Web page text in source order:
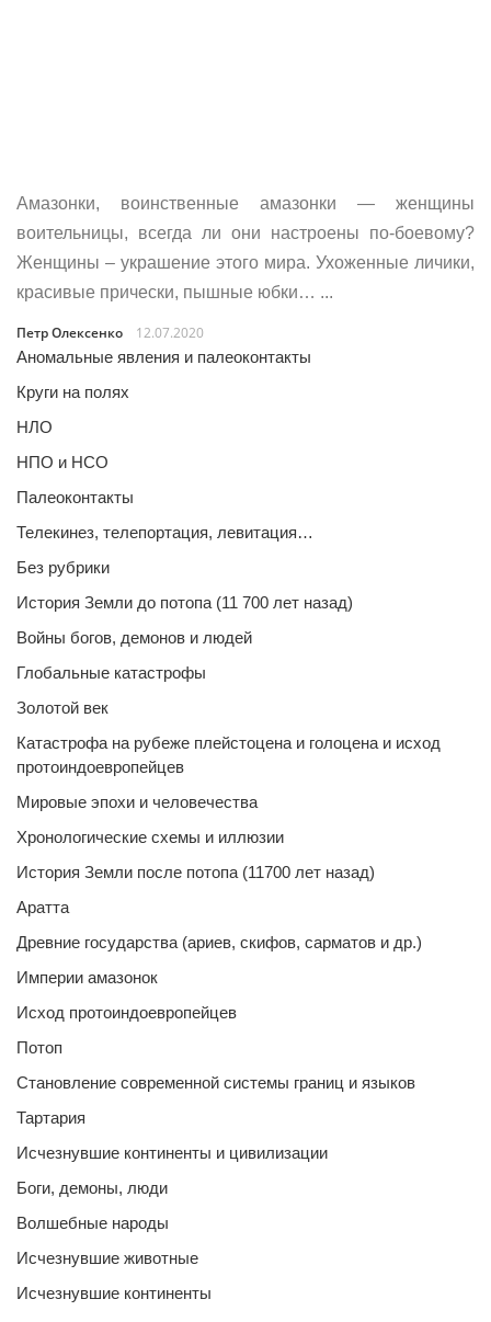
Амазонки, воинственные амазонки — женщины
воительницы, всегда ли они настроены по-боевому?
Женщины – украшение этого мира. Ухоженные личики,
красивые прически, пышные юбки… ...
Петр Олексенко
12.07.2020
Аномальные явления и палеоконтакты
Круги на полях
НЛО
НПО и НСО
Палеоконтакты
Телекинез, телепортация, левитация…
Без рубрики
История Земли до потопа (11 700 лет назад)
Войны богов, демонов и людей
Глобальные катастрофы
Золотой век
Катастрофа на рубеже плейстоцена и голоцена и исход
протоиндоевропейцев
Мировые эпохи и человечества
Хронологические схемы и иллюзии
История Земли после потопа (11700 лет назад)
Аратта
Древние государства (ариев, скифов, сарматов и др.)
Империи амазонок
Исход протоиндоевропейцев
Потоп
Становление современной системы границ и языков
Тартария
Исчезнувшие континенты и цивилизации
Боги, демоны, люди
Волшебные народы
Исчезнувшие животные
Исчезнувшие континенты